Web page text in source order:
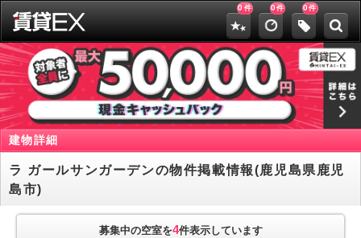
0 件 0件 0件
建物詳細
ラ ガールサンガーデンの物件掲載情報(鹿児島県鹿児
島市)
募集中の空室を4件表示しています